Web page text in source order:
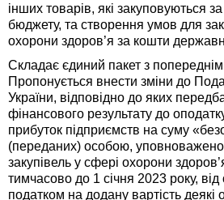
інших товарів, які закуповуються
бюджету, та створення умов для
охорони здоров’я за кошти
Складає єдиний пакет з
Пропонується внести зміни до
України, відповідно до яких
фінансового результату до
прибуток підприємств на суму
(переданих) особою,
закупівель у сфері охорони
тимчасово до 1 січня 2023 року,
податком на додану вартість деякі